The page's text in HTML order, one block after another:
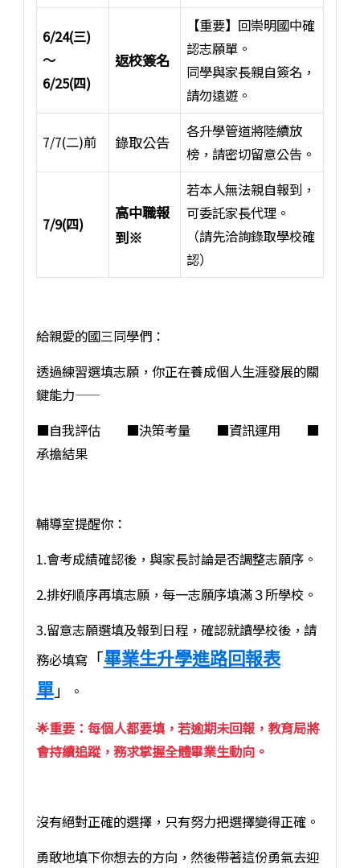
6/24(三)
～
6/25(四)
返校簽名
【重要】回崇明國中確
認志願單。
同學與家長親自簽名，
請勿遠遊。
7/7(二)前 錄取公告
各升學管道將陸續放
榜，請密切留意公告。
7/9(四)
高中職報
到※
若本人無法親自報到，
可委託家長代理。
（請先洽詢錄取學校確
認）
給親愛的國三同學們：
透過練習選填志願，你正在養成個人生涯發展的關
鍵能力——
■自我評估 ■決策考量 ■資訊運用 ■
承擔結果
輔導室提醒你：
1.會考成績確認後，與家長討論是否調整志願序。
2.排好順序再填志願，每一志願序填滿３所學校。
3.留意志願選填及報到日程，確認就讀學校後，請
務必填寫 「畢業生升學進路回報表
單」
。
🌟重要：每個人都要填，若逾期未回報，教育局將
會持續追蹤，務求掌握全體畢業生動向。
沒有絕對正確的選擇，只有努力把選擇變得正確。
勇敢地填下你想去的方向，然後帶著這份勇氣去迎